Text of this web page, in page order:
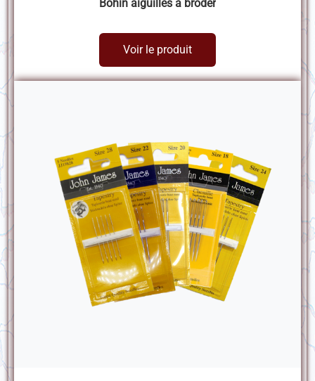
Bohin aiguilles à broder
Voir le produit